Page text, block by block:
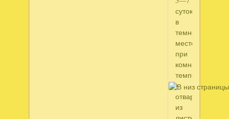
суток
в
темном
месте
при
комнатной
температуре;
•
отвар
из